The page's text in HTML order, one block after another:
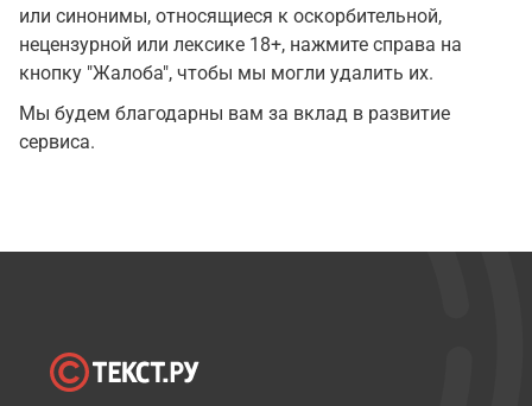
или синонимы, относящиеся к оскорбительной,
нецензурной или лексике 18+, нажмите справа на
кнопку "Жалоба", чтобы мы могли удалить их.
Мы будем благодарны вам за вклад в развитие
сервиса.